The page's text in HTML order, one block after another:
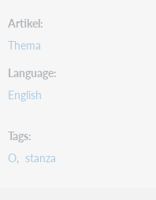
Artikel
Thema
Language
English
Tags
O stanza